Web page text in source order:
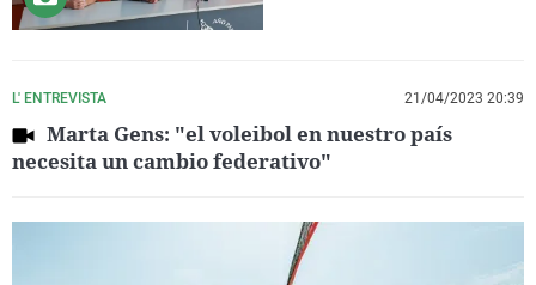
L' ENTREVISTA 21/04/2023 20:39
Marta Gens: "el voleibol en nuestro país
necesita un cambio federativo"